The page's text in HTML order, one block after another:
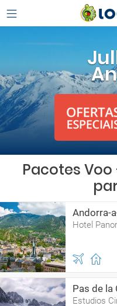
Pacotes
Andorra-
Hotel
Pas de la
Estudios